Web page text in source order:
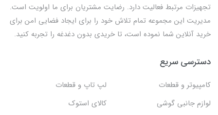
تجهیزات مرتبط فعالیت دارد. رضایت مشتریان برای ما اولویت است.
مدیریت این مجموعه تمام تلاش خود را برای ایجاد فضایی امن برای
خرید آنلاین شما نموده است، تا خریدی بدون دغدغه را تجربه کنید.
دسترسی سریع
کامپیوتر و قطعات
لپ تاپ و قطعات
لوازم جانبی گوشی
کالای استوک